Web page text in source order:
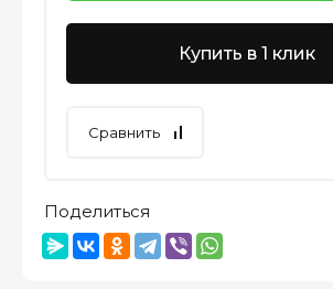
Купить в 1 клик
Сравнить
Поделиться